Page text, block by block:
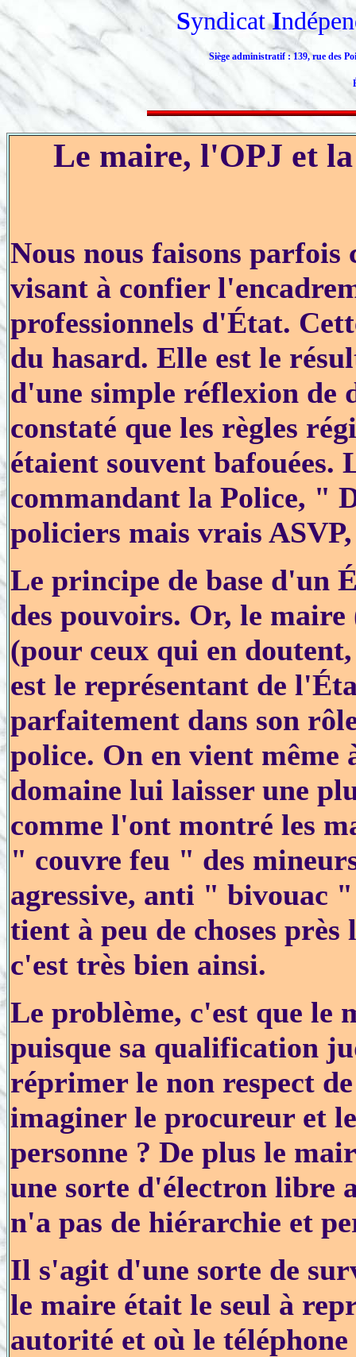
SyndicatI
Siège administratif : 139, rue des
Le maire, l'OPJ et
Nous nous faisons
visant à confier
professionnels d'État.
du hasard. Elle est le
d'une simple réflexion de
constaté que les règles
étaient souvent bafouées.
commandant la Police, "
policiers mais vrais
Le principe de base d'un
des pouvoirs. Or, le
(pour ceux qui en
est le représentant de
parfaitement dans son
police. On en vient même
domaine lui laisser une
comme l'ont montré les
" couvre feu " des
agressive, anti " bivouac
tient à peu de choses
c'est très bien ainsi.
Le problème, c'est que le
puisque sa qualification
réprimer le non respect
imaginer le procureur et
personne ? De plus le
une sorte d'électron libre
n'a pas de hiérarchie et
Il s'agit d'une sorte de
le maire était le seul à
autorité et où le téléphone